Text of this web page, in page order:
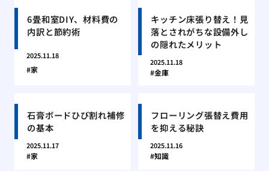
6畳和室DIY、材料費の
内訳と節約術
2025.11.18
家
キッチン床張り替え！見
落とされがちな設備外し
の隠れたメリット
2025.11.18
金庫
石膏ボードひび割れ補修
の基本
2025.11.17
家
フローリング張替え費用
を抑える秘訣
2025.11.16
知識